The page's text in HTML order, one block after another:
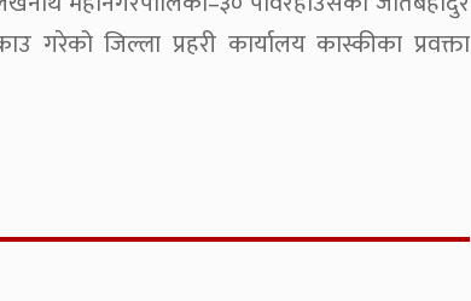
गरेको जिल्ला प्रहरी कार्यालय कास्कीका प्रवक्ता